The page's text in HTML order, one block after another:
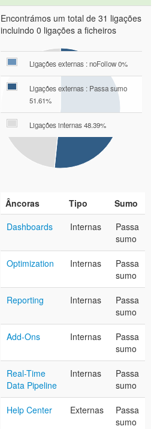
Encontrámos um total de 31 ligações
incluindo 0 ligações a ficheiros
Ligações externas : noFollow 0%
Ligações externas : Passa sumo
51.61%
Ligações internas 48.39%
Âncoras Tipo
Sumo
Dashboards
Internas
Passa
sumo
Optimization Internas
Passa
sumo
Reporting Internas
Passa
sumo
Add-Ons Internas
Passa
sumo
Real-Time
Data Pipeline
Internas
Passa
sumo
Help Center Externas
Passa
sumo